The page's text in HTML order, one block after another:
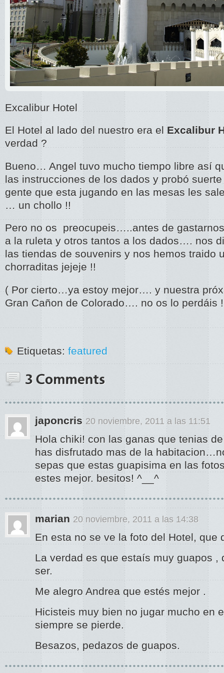
Excalibur Hotel
El Hotel al lado del nuestro era elExcalibur
verdad ?
Bueno… Angel tuvo mucho tiempo libre así
las instrucciones de los dados y probó
gente que esta jugando en las mesas les
… un chollo !!
Pero no os preocupeis…..antes de
a la ruleta y otros tantos a los dados…. nos
las tiendas de souvenirs y nos hemos traido
chorraditas jejeje !!
( Por cierto…ya estoy mejor…. y nuestra
Gran Cañon de Colorado…. no os lo perdáis
Etiquetas: featured
japoncris 20 noviembre, 2011 a las 11:51
Hola chiki! con las ganas que tenias
has disfrutado mas de la
sepas que estas guapisima en las
estes mejor. besitos! ^__^
marian 20 noviembre, 2011 a las 14:38
En esta no se ve la foto del Hotel, que
La verdad es que estaís muy guapos ,
ser.
Me alegro Andrea que estés mejor .
Hicisteis muy bien no jugar mucho en
siempre se pierde.
Besazos, pedazos de guapos.